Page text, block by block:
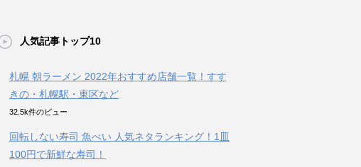
人気記事トップ10
札幌 朝ラーメン 2022年おすすめ店舗一覧！すす
きの・札幌駅・東区など
32.5k件のビュー
回転しない寿司 魚べい 人気ネタランキング！1皿
100円で新鮮な寿司！